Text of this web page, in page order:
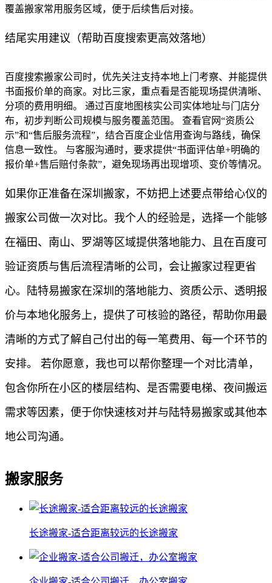
覆盖搬家常用服务区域，便于后续售后对接。
结尾实用建议（帮助百度搜索更高效落地）
百度搜索搬家公司时，优先关注支持本地上门考察、并能提供
书面报价单的商家。对比三家，重点看是否能现场提供清晰、
分项的费用明细。 通过百度地图核实公司实体地址与门店分
布，初步判断公司规模与服务覆盖范围。 查看官网“资质公
示”和“售后服务流程”，结合百度企业信用查询与路线，确保
信息一致性。 与客服沟通时，要求提供“书面评估单+明确的
报价单+售后赔付条款”，避免现场再出现增项、变价等情况。
如果你正准备在深圳搬家，不妨把上述要点带给心仪的
搬家公司做一次对比。我个人的经验是，选择一个能够
在福田、南山、罗湖等区域提供落地能力、且在百度可
验证资质与售后流程清晰的公司，会让搬家过程更省
心。陆特易搬家在深圳的落地能力、资质公示、透明报
价与本地化服务上，提供了可核验的路径，帮助你用最
清晰的方式了解自己付出的每一笔费用、每一个环节的
安排。 若你愿意，我也可以帮你整理一个对比清单，
包含你所在小区的楼层结构、是否需要电梯、夜间搬运
需求等因素，便于你快速核对并与陆特易搬家或其他本
地公司沟通。
搬家服务
长途搬家-适合距离较远的长途搬家